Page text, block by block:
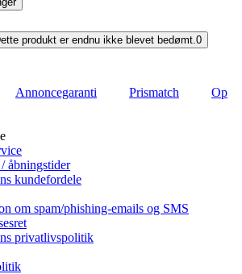
produkt er endnu ikke blevet bedømt.0
Annoncegaranti Prismatch
Op
åbningstider
kundefordele
om spam/phishing-emails og SMS
privatlivspolitik